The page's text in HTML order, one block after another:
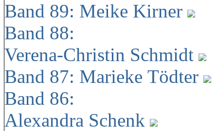
Band 89: Meike Kirner
Band 88:
Verena-Christin Schmidt
Band 87: Marieke Tödter
Band 86:
Alexandra Schenk